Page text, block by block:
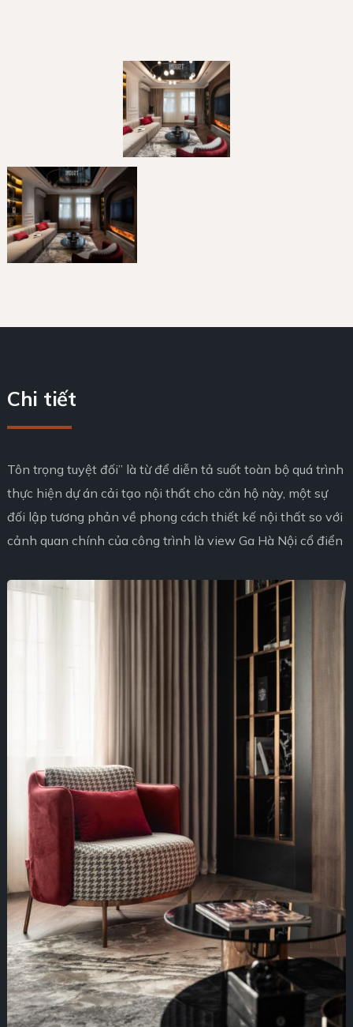
Chi tiết
Tôn trọng tuyệt đối” là từ để diễn tả suốt toàn bộ quá trình
thực hiện dự án cải tạo nội thất cho căn hộ này, một sự
đối lập tương phản về phong cách thiết kế nội thất so với
cảnh quan chính của công trình là view Ga Hà Nội cổ điển